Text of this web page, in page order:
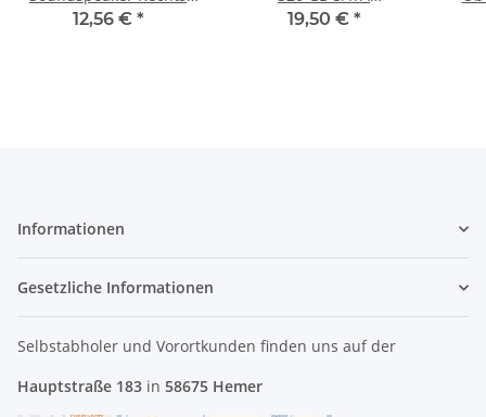
Links #4316
12,56 € *
HDD/Festplatte
19,50 € *
Informationen
Gesetzliche Informationen
Selbstabholer und Vorortkunden finden uns auf der
Hauptstraße 183 in 58675 Hemer